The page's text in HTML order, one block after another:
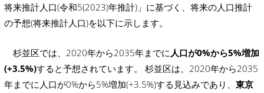
将来推計人口(令和5(2023)年推計)」に基づく、将来の人口推計
の予想(将来推計人口)を以下に示します。
杉並区では、2020年から2035年までに 人口が0%から5%増加
(+3.5%)すると予想されています。 杉並区は、2020年から2035
年までに人口が0%から5%増加(+3.5%)する見込みであり、 東京